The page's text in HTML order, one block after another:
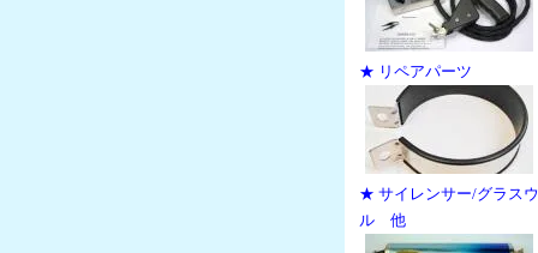
★ リペアパーツ
★ サイレンサー/グラス
ル 他